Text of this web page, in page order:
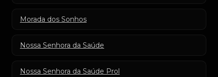
Morada dos Sonhos
Nossa Senhora da Saúde
Nossa Senhora da Saúde Prol